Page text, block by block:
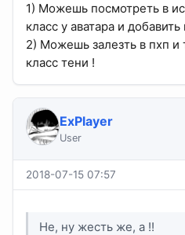
1) Можешь посмотреть в
класс у аватара и
2) Можешь залезть в пхп и
класс тени !
ExPlayer
User
2018-07-15 07:57
Не, ну жесть же, а !!